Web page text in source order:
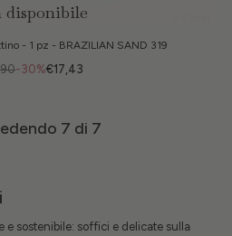
disponibile
- 1 pz - BRAZILIAN SAND 319
-30%€17,43
7 di 7
e sostenibile: soffici e delicate sulla